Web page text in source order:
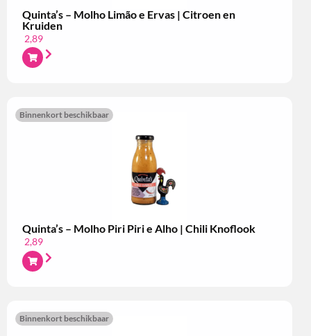
Quinta’s – Molho Limão e Ervas | Citroen en
Kruiden
2,89
Binnenkort beschikbaar
Quinta’s – Molho Piri Piri e Alho | Chili Knoflook
2,89
Binnenkort beschikbaar